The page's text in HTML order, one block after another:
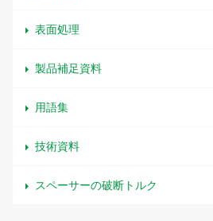
表面処理
製品補足資料
用語集
技術資料
スペーサーの破断トルク